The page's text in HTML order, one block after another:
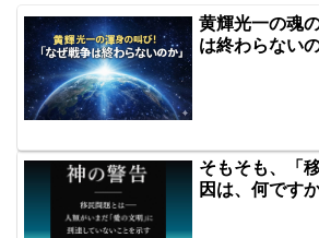
黄輝光一の魂
は終わらない
そもそも、「
因は、何です